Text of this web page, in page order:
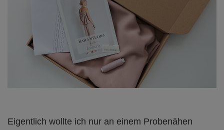
Eigentlich wollte ich nur an einem Probenähen